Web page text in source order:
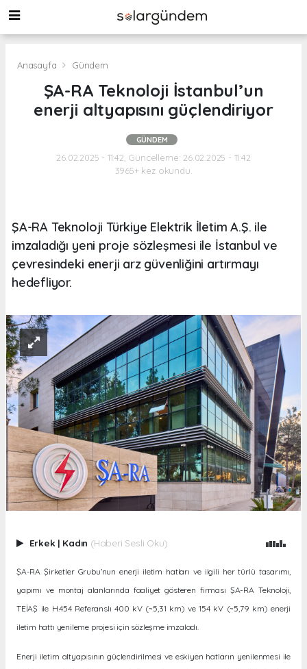
Anasayfa Gündem
ŞA-RA Teknoloji İstanbul’un
enerji altyapısını güçlendiriyor
GÜNDEM
26.02.2025 - 11:42, Güncelleme: 26.02.2025 - 11:42
3965+ kez okundu.
ŞA-RA Teknoloji Türkiye Elektrik İletim A.Ş. ile
imzaladığı yeni proje sözleşmesi ile İstanbul ve
çevresindeki enerji arz güvenliğini artırmayı
hedefliyor.
Erkek | Kadın (Haberi Sesli Oku)
ŞA-RA Şirketler Grubu’nun enerji iletim hatları ve ilgili her türlü tasarımı,
yapımı ve montaj alanlarında faaliyet gösteren firması ŞA-RA Teknoloji,
TEİAŞ ile H.454 Referanslı 400 kV (~5,31 km) ve 154 kV (~5,79 km) enerji
iletim hattı yenileme projesi için sözleşme imzaladı.
Enerji iletim altyapısının güçlendirilmesi ve eskiyen hatların yenilenmesi ile